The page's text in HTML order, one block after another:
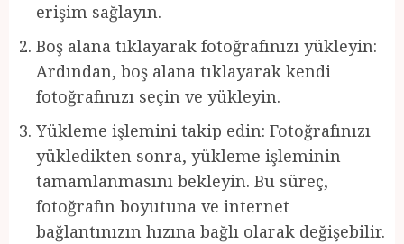
erişim sağlayın.
Boş alana tıklayarak fotoğrafınızı yükleyin:
Ardından, boş alana tıklayarak kendi
fotoğrafınızı seçin ve yükleyin.
Yükleme işlemini takip edin: Fotoğrafınızı
yükledikten sonra, yükleme işleminin
tamamlanmasını bekleyin. Bu süreç,
fotoğrafın boyutuna ve internet
bağlantınızın hızına bağlı olarak değişebilir.